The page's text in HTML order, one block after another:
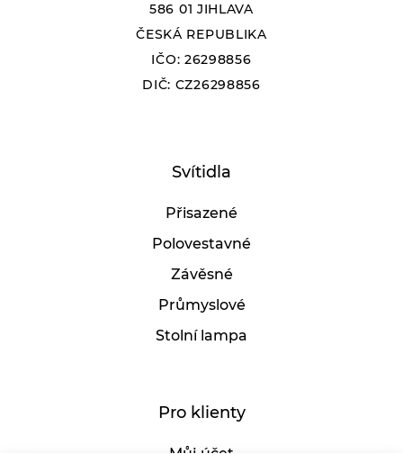
586 01 JIHLAVA
ČESKÁ REPUBLIKA
IČO: 26298856
DIČ: CZ26298856
Svítidla
Přisazené
Polovestavné
Závěsné
Průmyslové
Stolní lampa
Pro klienty